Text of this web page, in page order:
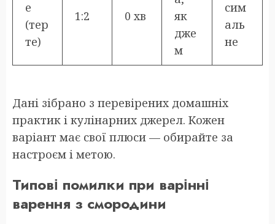
е
(тер
те)
1:2 0 хв
як
дже
м
сим
аль
не
Дані зібрано з перевірених домашніх
практик і кулінарних джерел. Кожен
варіант має свої плюси — обирайте за
настроєм і метою.
Типові помилки при варінні
варення з смородини